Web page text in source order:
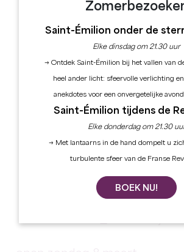
Saint-Émilion onder de
Elke dinsdag om 21.30 uur
→ Ontdek Saint-Émilion bij het vallen van
heel ander licht: sfeervolle verlichting
anekdotes voor een onvergetelijke
Saint-Émilion tijdens de
Elke donderdag om 21.30
→ Met lantaarns in de hand dompelt u
turbulente sfeer van de Franse
BOEK NU!